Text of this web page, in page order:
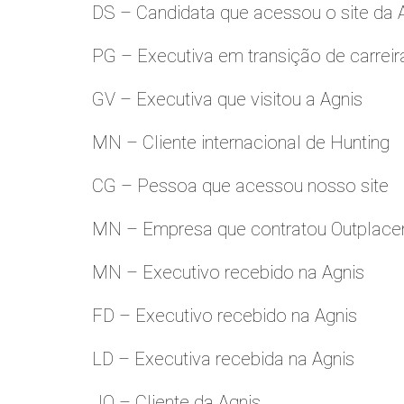
DS – Candidata que acessou o site da
PG – Executiva em transição de
GV – Executiva que visitou a Agnis
MN – Cliente internacional de Hunting
CG – Pessoa que acessou nosso site
MN – Empresa que contratou
MN – Executivo recebido na Agnis
FD – Executivo recebido na Agnis
LD – Executiva recebida na Agnis